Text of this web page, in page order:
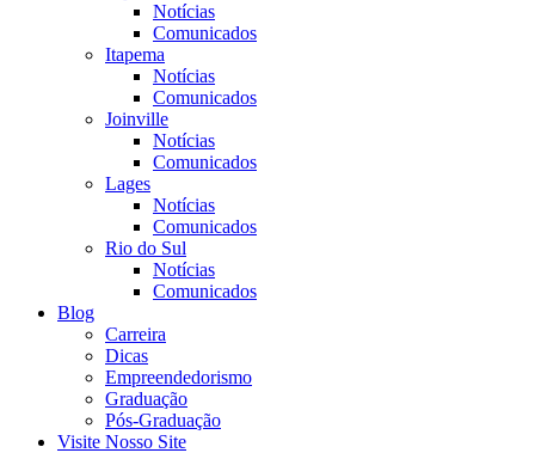
Notícias
Comunicados
Itapema
Notícias
Comunicados
Joinville
Notícias
Comunicados
Lages
Notícias
Comunicados
Rio do Sul
Notícias
Comunicados
Blog
Carreira
Dicas
Empreendedorismo
Graduação
Pós-Graduação
Visite Nosso Site